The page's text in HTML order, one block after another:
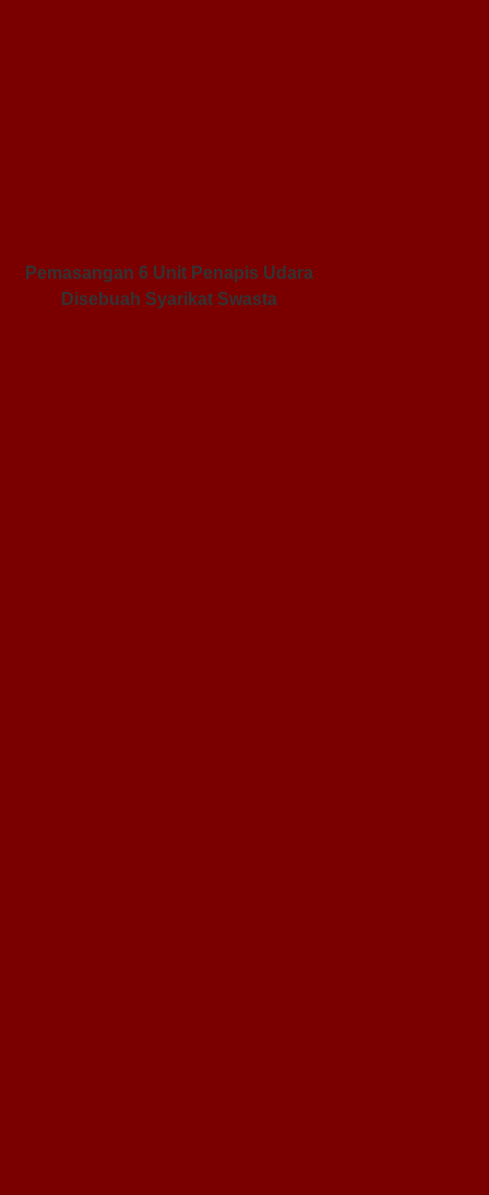
Pemasangan 6 Unit Penapis Udara
Disebuah Syarikat Swasta